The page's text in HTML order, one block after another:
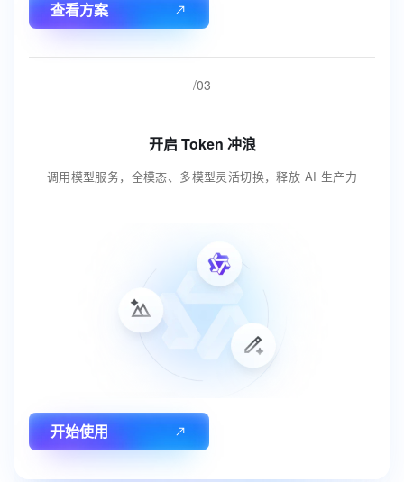
查看方案
/03
开启 Token 冲浪
调用模型服务，全模态、多模型灵活切换，释放 AI 生产力
开始使用